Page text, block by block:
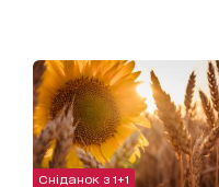
Сніданок з 1+1